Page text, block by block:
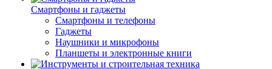
Смартфоны и гаджеты
Смартфоны и телефоны
Гаджеты
Наушники и микрофоны
Планшеты и электронные книги